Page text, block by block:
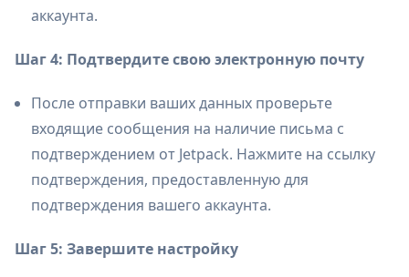
аккаунта.
Шаг 4: Подтвердите свою электронную почту
После отправки ваших данных проверьте
входящие сообщения на наличие письма с
подтверждением от Jetpack. Нажмите на ссылку
подтверждения, предоставленную для
подтверждения вашего аккаунта.
Шаг 5: Завершите настройку